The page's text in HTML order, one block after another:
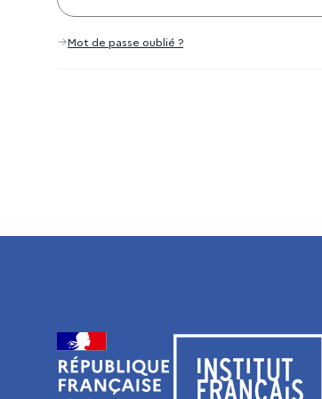
Mot de passe oublié ?
Visiter le site de l’Institut